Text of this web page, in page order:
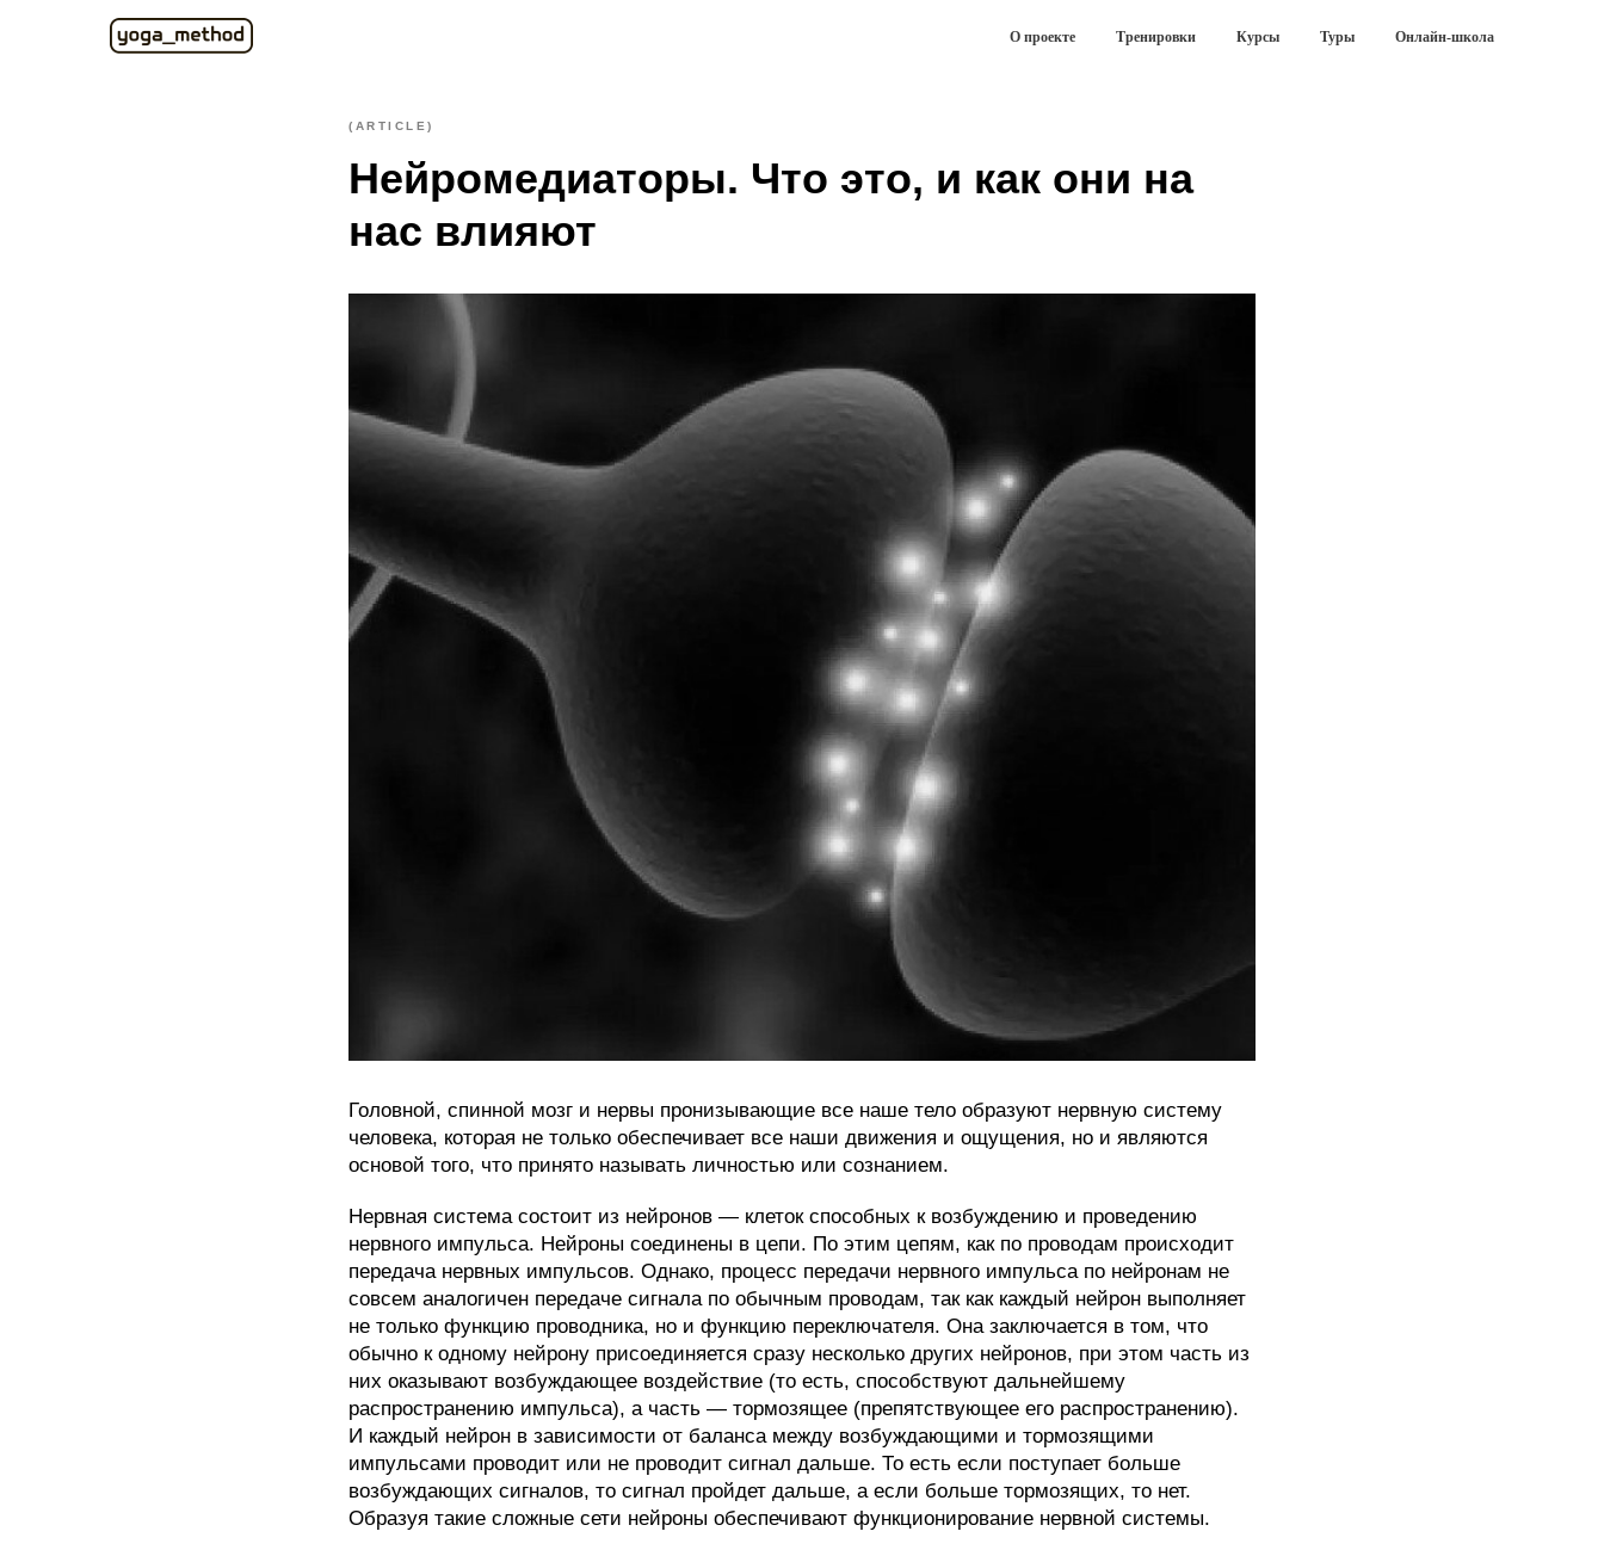
О проекте Тренировки Курсы Туры Онлайн-школа
(ARTICLE)
Нейромедиаторы. Что это, и как они на
нас влияют
Головной, спинной мозг и нервы пронизывающие все наше тело образуют нервную систему
человека, которая не только обеспечивает все наши движения и ощущения, но и являются
основой того, что принято называть личностью или сознанием.
Нервная система состоит из нейронов — клеток способных к возбуждению и проведению
нервного импульса. Нейроны соединены в цепи. По этим цепям, как по проводам происходит
передача нервных импульсов. Однако, процесс передачи нервного импульса по нейронам не
совсем аналогичен передаче сигнала по обычным проводам, так как каждый нейрон выполняет
не только функцию проводника, но и функцию переключателя. Она заключается в том, что
обычно к одному нейрону присоединяется сразу несколько других нейронов, при этом часть из
них оказывают возбуждающее воздействие (то есть, способствуют дальнейшему
распространению импульса), а часть — тормозящее (препятствующее его распространению).
И каждый нейрон в зависимости от баланса между возбуждающими и тормозящими
импульсами проводит или не проводит сигнал дальше. То есть если поступает больше
возбуждающих сигналов, то сигнал пройдет дальше, а если больше тормозящих, то нет.
Образуя такие сложные сети нейроны обеспечивают функционирование нервной системы.